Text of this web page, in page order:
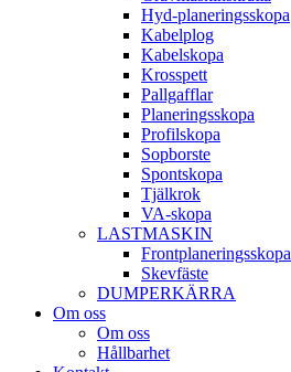
Hyd­-planerings­skopa
Kabel­plog
Kabel­skopa
Kros­spett
Pallgafflar
Planerings­skopa
Profil­skopa
Sop­borste
Spont­skopa
Tjäl­krok
VA­-skopa
LAST­MASKIN
Front­planerings­skopa
Skev­fäste
DUMPER­KÄRRA
Om oss
Om oss
Hållbarhet